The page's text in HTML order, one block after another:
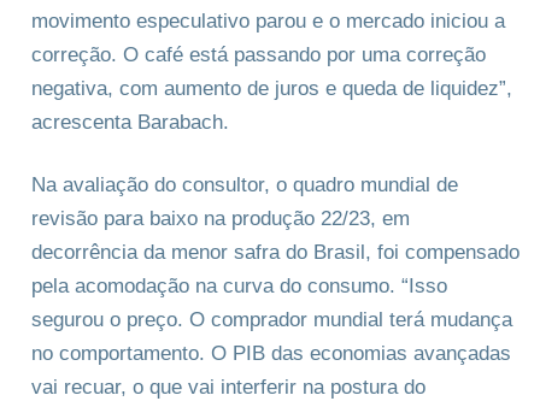
movimento especulativo parou e o mercado iniciou a
correção. O café está passando por uma correção
negativa, com aumento de juros e queda de liquidez”,
acrescenta Barabach.
Na avaliação do consultor, o quadro mundial de
revisão para baixo na produção 22/23, em
decorrência da menor safra do Brasil, foi compensado
pela acomodação na curva do consumo. “Isso
segurou o preço. O comprador mundial terá mudança
no comportamento. O PIB das economias avançadas
vai recuar, o que vai interferir na postura do